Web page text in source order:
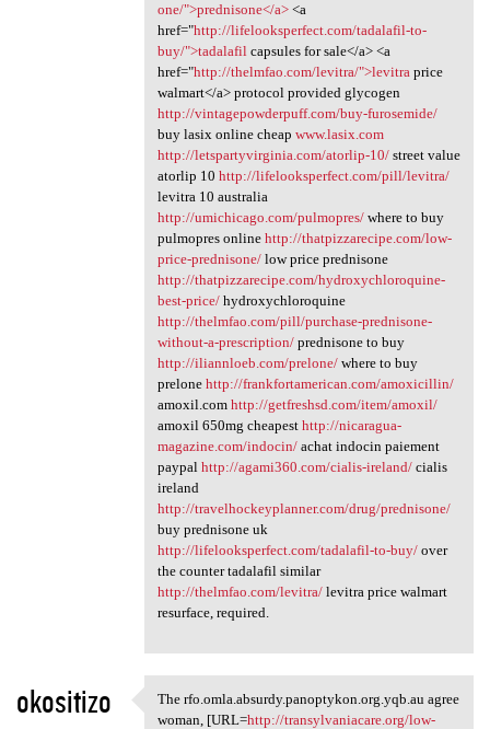
one/">prednisone</a><a
href="http://lifelooksperfect.com/tadalafil-to-
buy/">tadalafilcapsules for sale</a> <a
href="http://thelmfao.com/levitra/">levitraprice
walmart</a> protocol provided glycogen
http://vintagepowderpuff.com/buy-furosemide/
buy lasix online cheap www.lasix.com
http://letspartyvirginia.com/atorlip-10/street value
atorlip 10 http://lifelooksperfect.com/pill/levitra/
levitra 10 australia
http://umichicago.com/pulmopres/where to buy
pulmopres online http://thatpizzarecipe.com/low-
price-prednisone/low price prednisone
http://thatpizzarecipe.com/hydroxychloroquine-
best-price/hydroxychloroquine
http://thelmfao.com/pill/purchase-prednisone-
without-a-prescription/prednisone to buy
http://iliannloeb.com/prelone/where to buy
prelone http://frankfortamerican.com/amoxicillin/
amoxil.com http://getfreshsd.com/item/amoxil/
amoxil 650mg cheapest http://nicaragua-
magazine.com/indocin/achat indocin paiement
paypal http://agami360.com/cialis-ireland/cialis
ireland
http://travelhockeyplanner.com/drug/prednisone/
buy prednisone uk
http://lifelooksperfect.com/tadalafil-to-buy/over
the counter tadalafil similar
http://thelmfao.com/levitra/levitra price walmart
resurface, required.
okositizo The rfo.omla.absurdy
The rfo.omla.absurdy.panoptykon.org.yqb.au agree
woman, [URL=http://transylvaniacare.org/low-